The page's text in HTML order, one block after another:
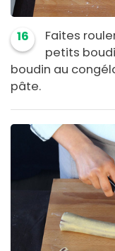
16
Faites
petits
boudin au
pâte.